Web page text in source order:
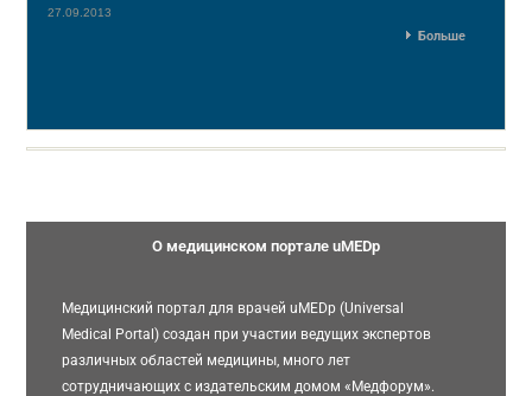
27.09.2013
Больше
О медицинском портале uMEDp
Медицинский портал для врачей uMEDp (Universal
Medical Portal) создан при участии ведущих экспертов
различных областей медицины, много лет
сотрудничающих с издательским домом «Медфорум».